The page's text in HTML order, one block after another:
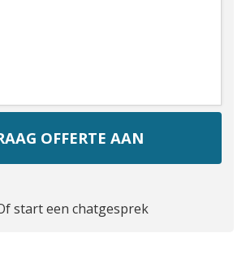
start een chatgesprek